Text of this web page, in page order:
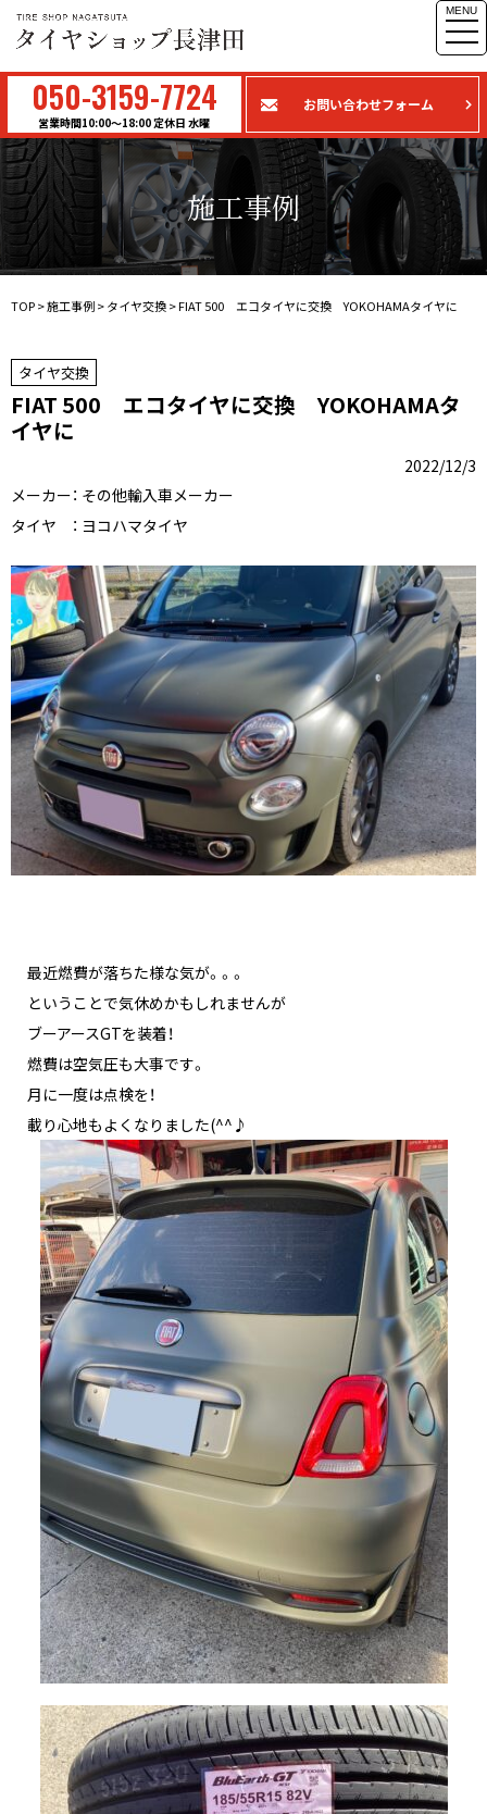
MENU
050-3159-7724
営業時間10:00〜18:00 定休日 水曜
お問い合わせフォーム
施工事例
TOP>施工事例>タイヤ交換>FIAT 500 エコタイヤに交換 YOKOHAMAタイヤに
タイヤ交換
FIAT 500 エコタイヤに交換 YOKOHAMAタ
イヤに
2022/12/3
メーカー： その他輸入車メーカー
タイヤ ： ヨコハマタイヤ
最近燃費が落ちた様な気が。。。
ということで気休めかもしれませんが
ブーアースGTを装着！
燃費は空気圧も大事です。
月に一度は点検を！
載り心地もよくなりました(^^♪